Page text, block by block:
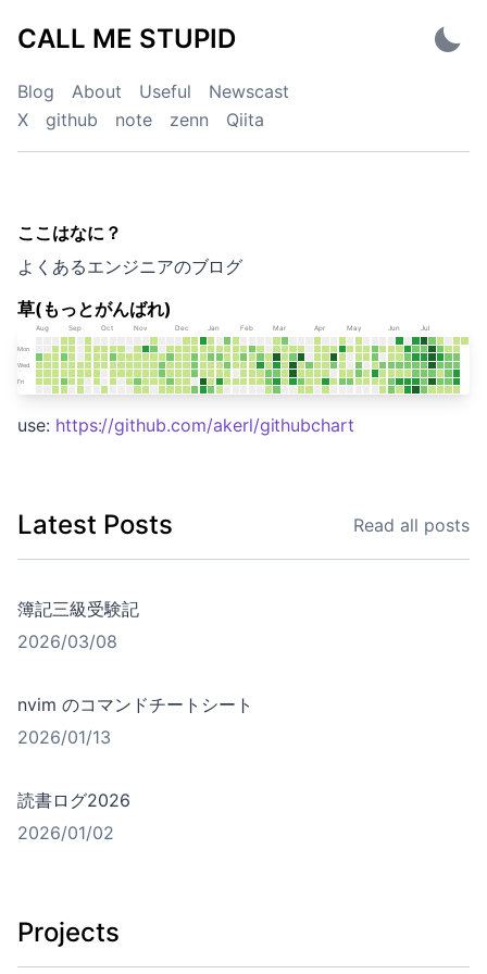
CALL ME STUPID
Blog About Useful
Newscast
X
github note zenn Qiita
CALL ME STUPID
ここはなに？
よくあるエンジニアのブログ
草(もっとがんばれ)
use: https://github.com/akerl/githubchart
Latest Posts Read all posts
簿記三級受験記
2026/03/08
nvim のコマンドチートシート
2026/01/13
読書ログ2026
2026/01/02
Projects